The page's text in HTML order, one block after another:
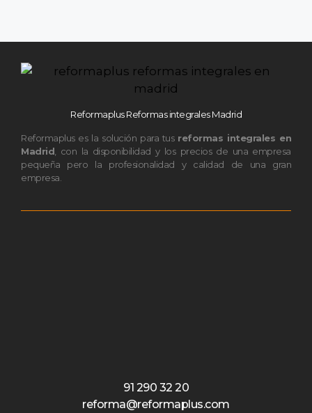
Reformaplus Reformas integrales Madrid
Reformaplus es la solución para tus reformas integrales en
Madrid, con la disponibilidad y los precios de una empresa
pequeña pero la profesionalidad y calidad de una gran
empresa.
91 290 32 20
reforma@reformaplus.com